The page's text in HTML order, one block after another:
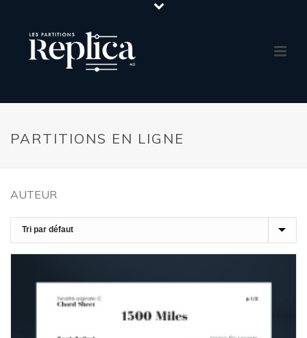
PARTITIONS EN LIGNE
AUTEUR